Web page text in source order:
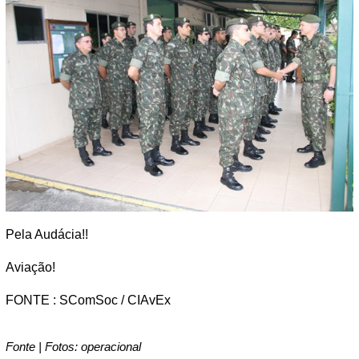
Pela Audácia!!
Aviação!
FONTE : SComSoc / CIAvEx
Fonte | Fotos: operacional